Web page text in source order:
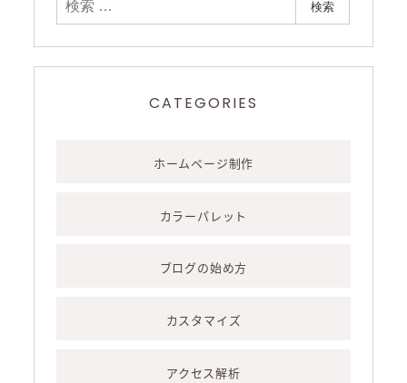
索
検索
CATEGORIES
ホームページ制作
カラーパレット
ブログの始め方
カスタマイズ
アクセス解析